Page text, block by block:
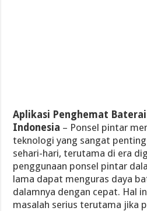
Aplikasi Penghemat
Indonesia – Ponsel pintar
teknologi yang sangat
sehari-hari, terutama di era
penggunaan ponsel pintar
lama dapat menguras daya
dalamnya dengan cepat. Hal
masalah serius terutama jika